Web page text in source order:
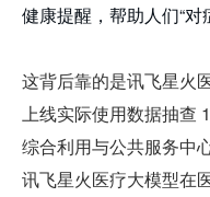
健康提醒，帮助人们“对
这背后靠的是讯飞星火
上线实际使用数据抽查
综合利用与公共服务中
讯飞星火医疗大模型在